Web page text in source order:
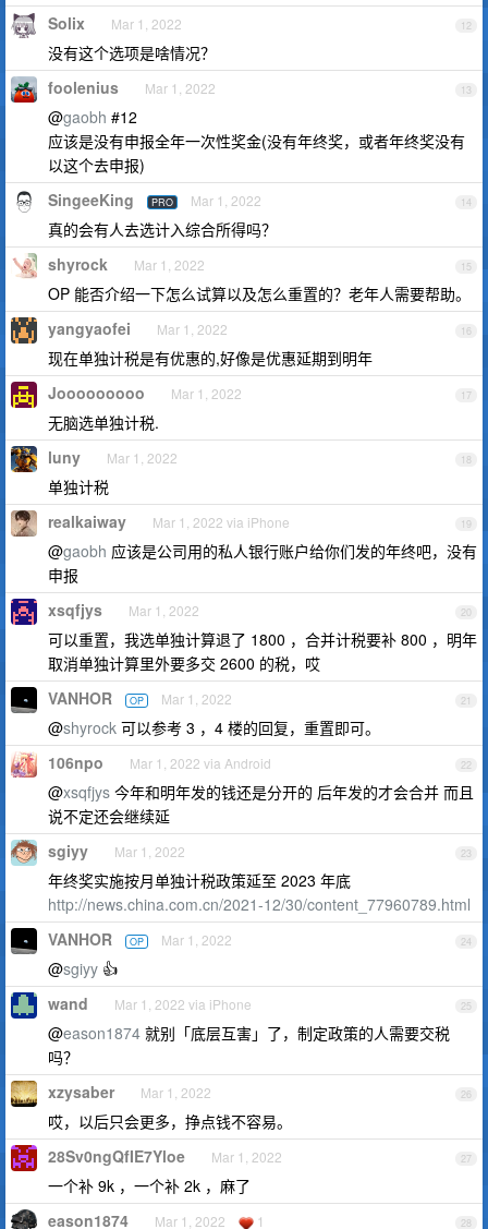
12
Solix Mar 1, 2022
没有这个选项是啥情况？
13
foolenius Mar 1, 2022
@gaobh #12
应该是没有申报全年一次性奖金(没有年终奖，或者年终奖没有
以这个去申报)
14
SingeeKing PRO Mar 1, 2022
真的会有人去选计入综合所得吗？
15
shyrock Mar 1, 2022
OP 能否介绍一下怎么试算以及怎么重置的？老年人需要帮助。
16
yangyaofei Mar 1, 2022
现在单独计税是有优惠的,好像是优惠延期到明年
17
Jooooooooo Mar 1, 2022
无脑选单独计税.
18
luny Mar 1, 2022
单独计税
19
realkaiway Mar 1, 2022 via iPhone
@gaobh 应该是公司用的私人银行账户给你们发的年终吧，没有
申报
20
xsqfjys Mar 1, 2022
可以重置，我选单独计算退了 1800 ，合并计税要补 800 ，明年
取消单独计算里外要多交 2600 的税，哎
21
VANHOR OP Mar 1, 2022
@shyrock 可以参考 3 ，4 楼的回复，重置即可。
22
106npo Mar 1, 2022 via Android
@xsqfjys 今年和明年发的钱还是分开的 后年发的才会合并 而且
说不定还会继续延
23
sgiyy Mar 1, 2022
年终奖实施按月单独计税政策延至 2023 年底
http://news.china.com.cn/2021-12/30/content_77960789.html
24
VANHOR OP Mar 1, 2022
@sgiyy 👍
25
wand Mar 1, 2022 via iPhone
@eason1874 就别「底层互害」了，制定政策的人需要交税
吗？
26
xzysaber Mar 1, 2022
哎，以后只会更多，挣点钱不容易。
27
28Sv0ngQfIE7Yloe Mar 1, 2022
一个补 9k ，一个补 2k ，麻了
28
eason1874 Mar 1, 2022 1